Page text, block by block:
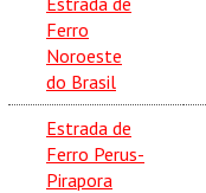
Ferro
Noroeste
do Brasil
Estrada de
Ferro Perus-
Pirapora